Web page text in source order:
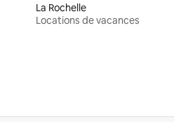
La Rochelle
Locations de vacances